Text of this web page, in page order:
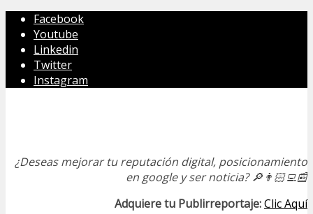
Facebook
Youtube
Linkedin
Twitter
Instagram
¿Deseas mejorar tu reputación digital, posicionamiento
en google y ser noticia?🔎👨🏻‍💻📰
Adquiere tu Publirreportaje:Clic Aquí